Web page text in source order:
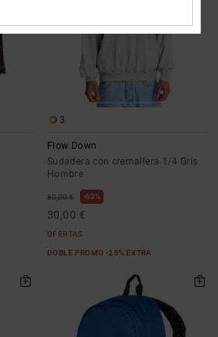
3
Flow Down
Sudadera con cremallera 1/4 Gris
Hombre
80,00 € 63%
30,00 €
OFERTAS
DOBLE PROMO -25% EXTRA